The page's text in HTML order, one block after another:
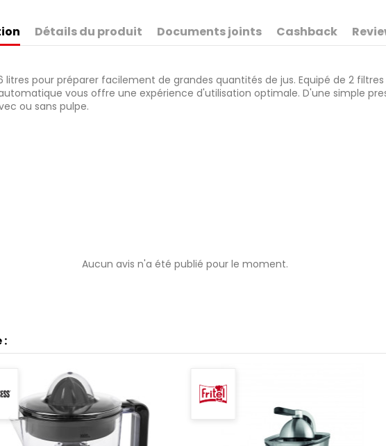
Détails du produit Documents joints Cashback
pour préparer facilement de grandes quantités de jus. Equipé de 2
vous offre une expérience d'utilisation optimale. D'une simple
ou sans pulpe.
Aucun avis n'a été publié pour le moment.
: